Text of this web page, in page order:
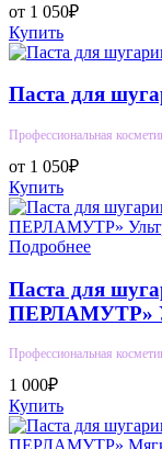
от 1 050₽
Купить
Паста для
Профессиональная
от 1 050₽
Купить
Подробнее
Паста для
ПЕРЛАМУТР»
Профессиональная
1 000₽
Купить